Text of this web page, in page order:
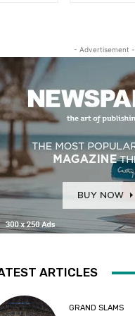
- Advertisement -
ARTICLES
GRAND SLAMS